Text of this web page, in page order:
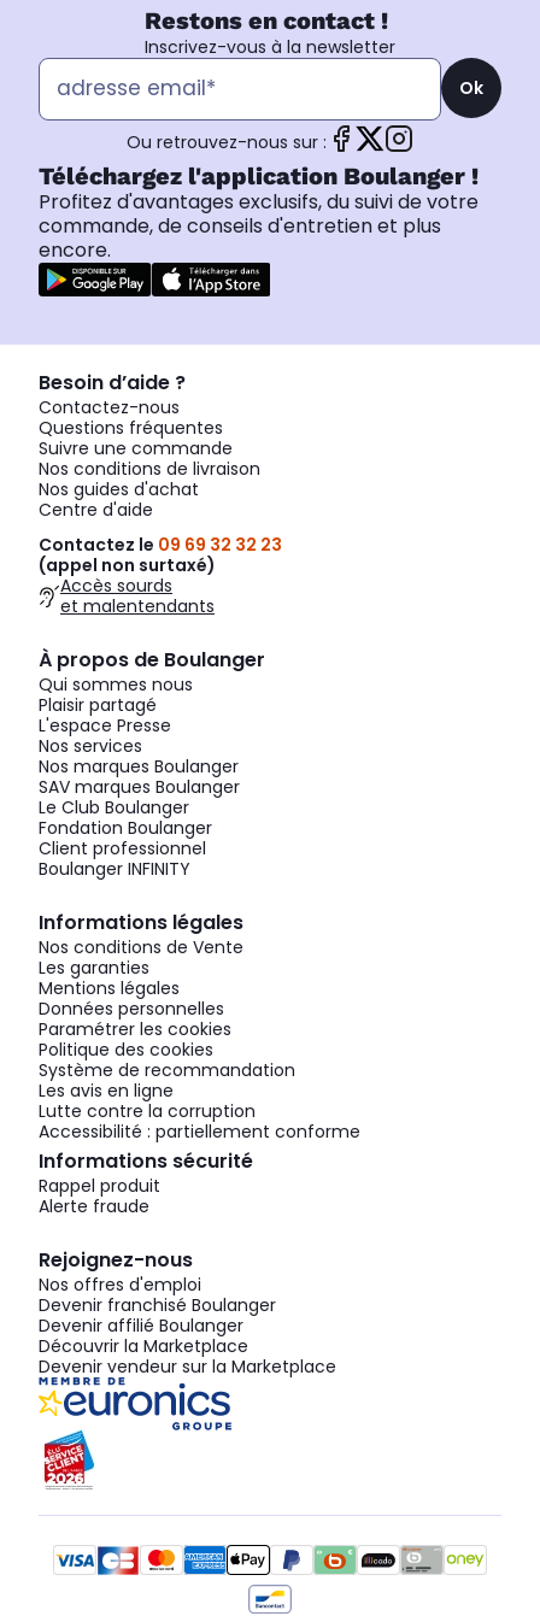
Restons en contact !
Inscrivez-vous à la newsletter
Ok
Ou retrouvez-nous sur :
Téléchargez l'application Boulanger !
Profitez d'avantages exclusifs, du suivi de votre
commande, de conseils d'entretien et plus
encore.
Besoin d’aide ?
Contactez-nous
Questions fréquentes
Suivre une commande
Nos conditions de livraison
Nos guides d'achat
Centre d'aide
Contactez le 09 69 32 32 23
(appel non surtaxé)
Accès sourds
et malentendants
À propos de Boulanger
Qui sommes nous
Plaisir partagé
L'espace Presse
Nos services
Nos marques Boulanger
SAV marques Boulanger
Le Club Boulanger
Fondation Boulanger
Client professionnel
Boulanger INFINITY
Informations légales
Nos conditions de Vente
Les garanties
Mentions légales
Données personnelles
Paramétrer les cookies
Politique des cookies
Système de recommandation
Les avis en ligne
Lutte contre la corruption
Accessibilité : partiellement conforme
Informations sécurité
Rappel produit
Alerte fraude
Rejoignez-nous
Nos offres d'emploi
Devenir franchisé Boulanger
Devenir affilié Boulanger
Découvrir la Marketplace
Devenir vendeur sur la Marketplace